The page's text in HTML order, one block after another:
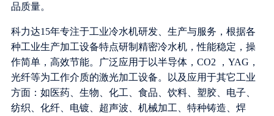
品质量。
科力达15年专注于工业冷水机研发、生产与服务，根据各
种工业生产加工设备特点研制精密冷水机，性能稳定，操
作简单，高效节能。广泛应用于以半导体，CO2 ，YAG，
光纤等为工作介质的激光加工设备。以及应用于其它工业
方面：如医药、生物、化工、食品、饮料、塑胶、电子、
纺织、化纤、电镀、超声波、机械加工、特种铸造、焊